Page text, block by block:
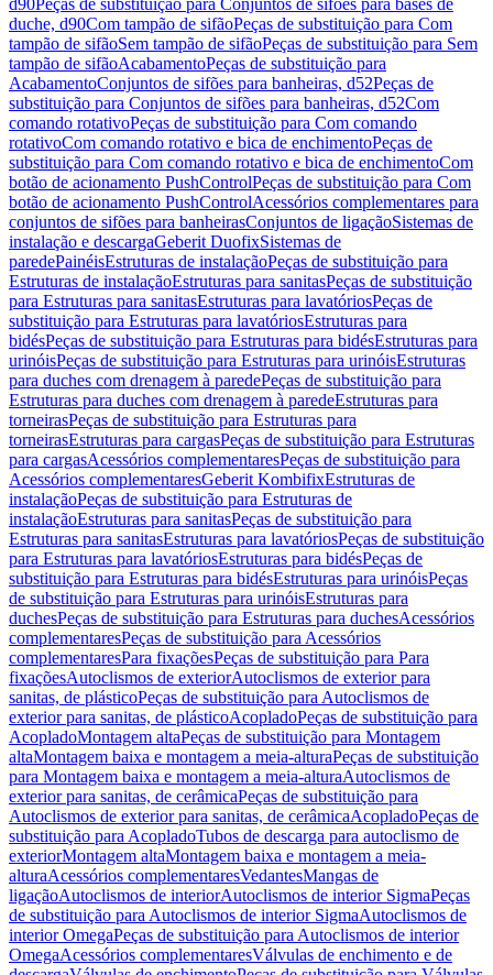
d90Peças de substituição para Conjuntos de sifões para bases de
duche, d90Com tampão de sifãoPeças de substituição para Com
tampão de sifãoSem tampão de sifãoPeças de substituição para Sem
tampão de sifãoAcabamentoPeças de substituição para
AcabamentoConjuntos de sifões para banheiras, d52Peças de
substituição para Conjuntos de sifões para banheiras, d52Com
comando rotativoPeças de substituição para Com comando
rotativoCom comando rotativo e bica de enchimentoPeças de
substituição para Com comando rotativo e bica de enchimentoCom
botão de acionamento PushControlPeças de substituição para Com
botão de acionamento PushControlAcessórios complementares para
conjuntos de sifões para banheirasConjuntos de ligaçãoSistemas de
instalação e descargaGeberit DuofixSistemas de
paredePainéisEstruturas de instalaçãoPeças de substituição para
Estruturas de instalaçãoEstruturas para sanitasPeças de substituição
para Estruturas para sanitasEstruturas para lavatóriosPeças de
substituição para Estruturas para lavatóriosEstruturas para
bidésPeças de substituição para Estruturas para bidésEstruturas para
urinóisPeças de substituição para Estruturas para urinóisEstruturas
para duches com drenagem à paredePeças de substituição para
Estruturas para duches com drenagem à paredeEstruturas para
torneirasPeças de substituição para Estruturas para
torneirasEstruturas para cargasPeças de substituição para Estruturas
para cargasAcessórios complementaresPeças de substituição para
Acessórios complementaresGeberit KombifixEstruturas de
instalaçãoPeças de substituição para Estruturas de
instalaçãoEstruturas para sanitasPeças de substituição para
Estruturas para sanitasEstruturas para lavatóriosPeças de substituição
para Estruturas para lavatóriosEstruturas para bidésPeças de
substituição para Estruturas para bidésEstruturas para urinóisPeças
de substituição para Estruturas para urinóisEstruturas para
duchesPeças de substituição para Estruturas para duchesAcessórios
complementaresPeças de substituição para Acessórios
complementaresPara fixaçõesPeças de substituição para Para
fixaçõesAutoclismos de exteriorAutoclismos de exterior para
sanitas, de plásticoPeças de substituição para Autoclismos de
exterior para sanitas, de plásticoAcopladoPeças de substituição para
AcopladoMontagem altaPeças de substituição para Montagem
altaMontagem baixa e montagem a meia-alturaPeças de substituição
para Montagem baixa e montagem a meia-alturaAutoclismos de
exterior para sanitas, de cerâmicaPeças de substituição para
Autoclismos de exterior para sanitas, de cerâmicaAcopladoPeças de
substituição para AcopladoTubos de descarga para autoclismo de
exteriorMontagem altaMontagem baixa e montagem a meia-
alturaAcessórios complementaresVedantesMangas de
ligaçãoAutoclismos de interiorAutoclismos de interior SigmaPeças
de substituição para Autoclismos de interior SigmaAutoclismos de
interior OmegaPeças de substituição para Autoclismos de interior
OmegaAcessórios complementaresVálvulas de enchimento e de